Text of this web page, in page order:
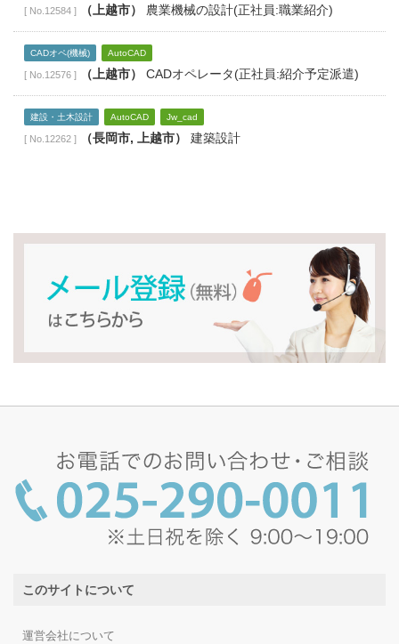
[ No.12584 ] （上越市） 農業機械の設計(正社員:職業紹介)
CADオペ(機械) AutoCAD
[ No.12576 ] （上越市） CADオペレータ(正社員:紹介予定派遣)
建設・土木設計 AutoCAD Jw_cad
[ No.12262 ] （長岡市, 上越市） 建築設計
このサイトについて
運営会社について